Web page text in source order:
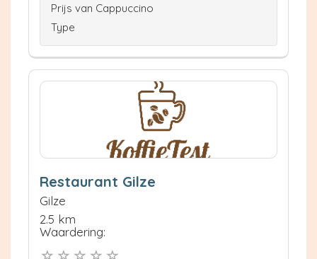
Prijs van Cappuccino
Type
Restaurant Gilze
Gilze
2.5 km
Waardering: